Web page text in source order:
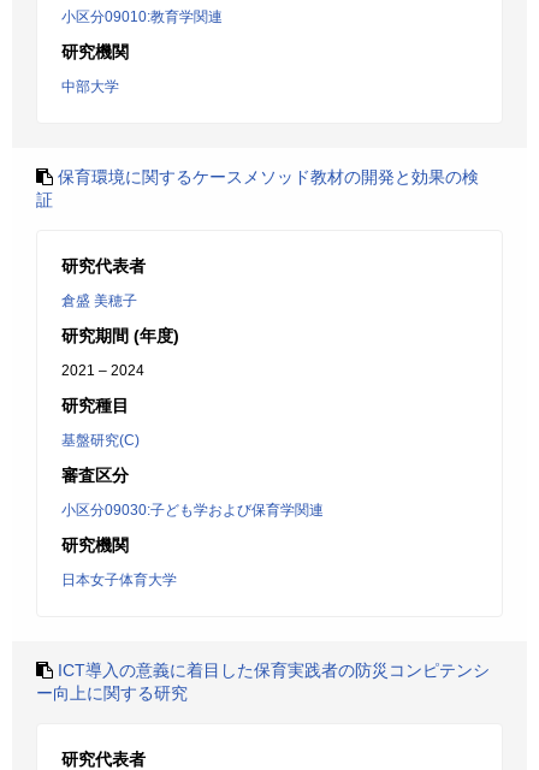
小区分09010:教育学関連
研究機関
中部大学
保育環境に関するケースメソッド教材の開発と効果の検
証
研究代表者
倉盛 美穂子
研究期間 (年度)
2021 – 2024
研究種目
基盤研究(C)
審査区分
小区分09030:子ども学および保育学関連
研究機関
日本女子体育大学
ICT導入の意義に着目した保育実践者の防災コンピテンシ
ー向上に関する研究
研究代表者